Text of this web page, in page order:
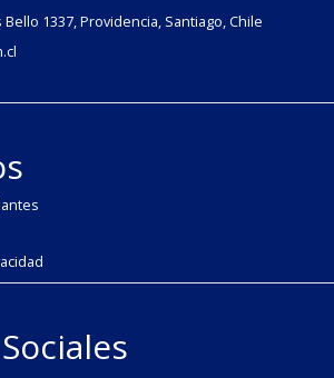
1337, Providencia, Santiago, Chile